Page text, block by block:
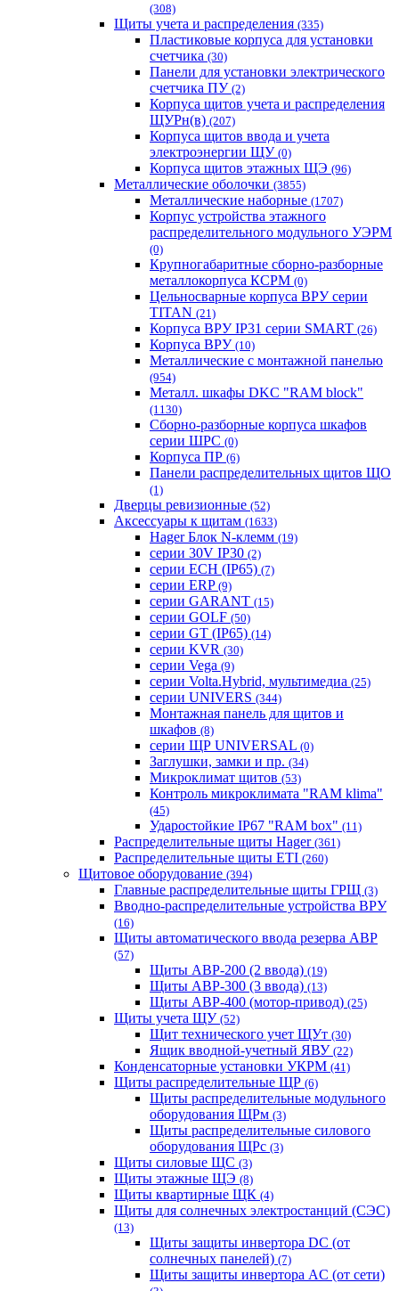
(308)
Щиты учета и распределения (335)
Пластиковые корпуса для установки
счетчика (30)
Панели для установки электрического
счетчика ПУ (2)
Корпуса щитов учета и распределения
ЩУРн(в) (207)
Корпуса щитов ввода и учета
электроэнергии ЩУ (0)
Корпуса щитов этажных ЩЭ (96)
Металлические оболочки (3855)
Металлические наборные (1707)
Корпус устройства этажного
распределительного модульного УЭРМ
(0)
Крупногабаритные сборно-разборные
металлокорпуса КСРМ (0)
Цельносварные корпуса ВРУ серии
TITAN (21)
Корпуса ВРУ IP31 серии SMART (26)
Корпуса ВРУ (10)
Металлические с монтажной панелью
(954)
Металл. шкафы DKC "RAM block"
(1130)
Сборно-разборные корпуса шкафов
серии ШРС (0)
Корпуса ПР (6)
Панели распределительных щитов ЩО
(1)
Дверцы ревизионные (52)
Аксессуары к щитам (1633)
Hager Блок N-клемм (19)
серии 30V IP30 (2)
серии ECH (IP65) (7)
серии ERP (9)
серии GARANT (15)
серии GOLF (50)
серии GT (IP65) (14)
серии KVR (30)
серии Vega (9)
серии Volta.Hybrid, мультимедиа (25)
серии UNIVERS (344)
Монтажная панель для щитов и
шкафов (8)
серии ЩР UNIVERSAL (0)
Заглушки, замки и пр. (34)
Микроклимат щитов (53)
Контроль микроклимата "RAM klima"
(45)
Ударостойкие IP67 "RAM box" (11)
Распределительные щиты Hager (361)
Распределительные щиты ETI (260)
Щитовое оборудование (394)
Главные распределительные щиты ГРЩ (3)
Вводно-распределительные устройства ВРУ
(16)
Щиты автоматического ввода резерва АВР
(57)
Щиты АВР-200 (2 ввода) (19)
Щиты АВР-300 (3 ввода) (13)
Щиты АВР-400 (мотор-привод) (25)
Щиты учета ЩУ (52)
Щит технического учет ЩУт (30)
Ящик вводной-учетный ЯВУ (22)
Конденсаторные установки УКРМ (41)
Щиты распределительные ЩР (6)
Щиты распределительные модульного
оборудования ЩРм (3)
Щиты распределительные силового
оборудования ЩРс (3)
Щиты силовые ЩС (3)
Щиты этажные ЩЭ (8)
Щиты квартирные ЩК (4)
Щиты для солнечных электростанций (СЭС)
(13)
Щиты защиты инвертора DC (от
солнечных панелей) (7)
Щиты защиты инвертора AC (от сети)